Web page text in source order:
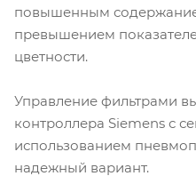
повышенным
превышением
цветности.
Управление фильтрами
контроллера Siemens с
использованием
надежный вариант.